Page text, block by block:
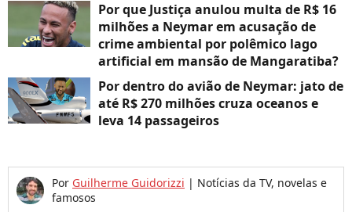
Por que Justiça anulou multa de R$ 16
milhões a Neymar em acusação de
crime ambiental por polêmico lago
artificial em mansão de Mangaratiba?
Por dentro do avião de Neymar: jato de
até R$ 270 milhões cruza oceanos e
leva 14 passageiros
Por Guilherme Guidorizzi | Notícias da TV, novelas e
famosos